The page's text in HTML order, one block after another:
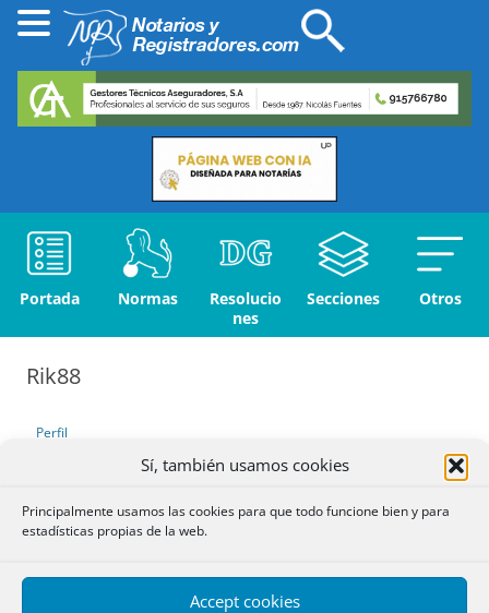
Sí, también usamos cookies
Principalmente usamos las cookies para que todo funcione bien y para
estadísticas propias de la web.
Accept cookies
Portada Normas
Resolucio
nes
Secciones Otros
Rik88
Perfil
Debates iniciados
Respuestas creadas
Participaciones
Favoritos